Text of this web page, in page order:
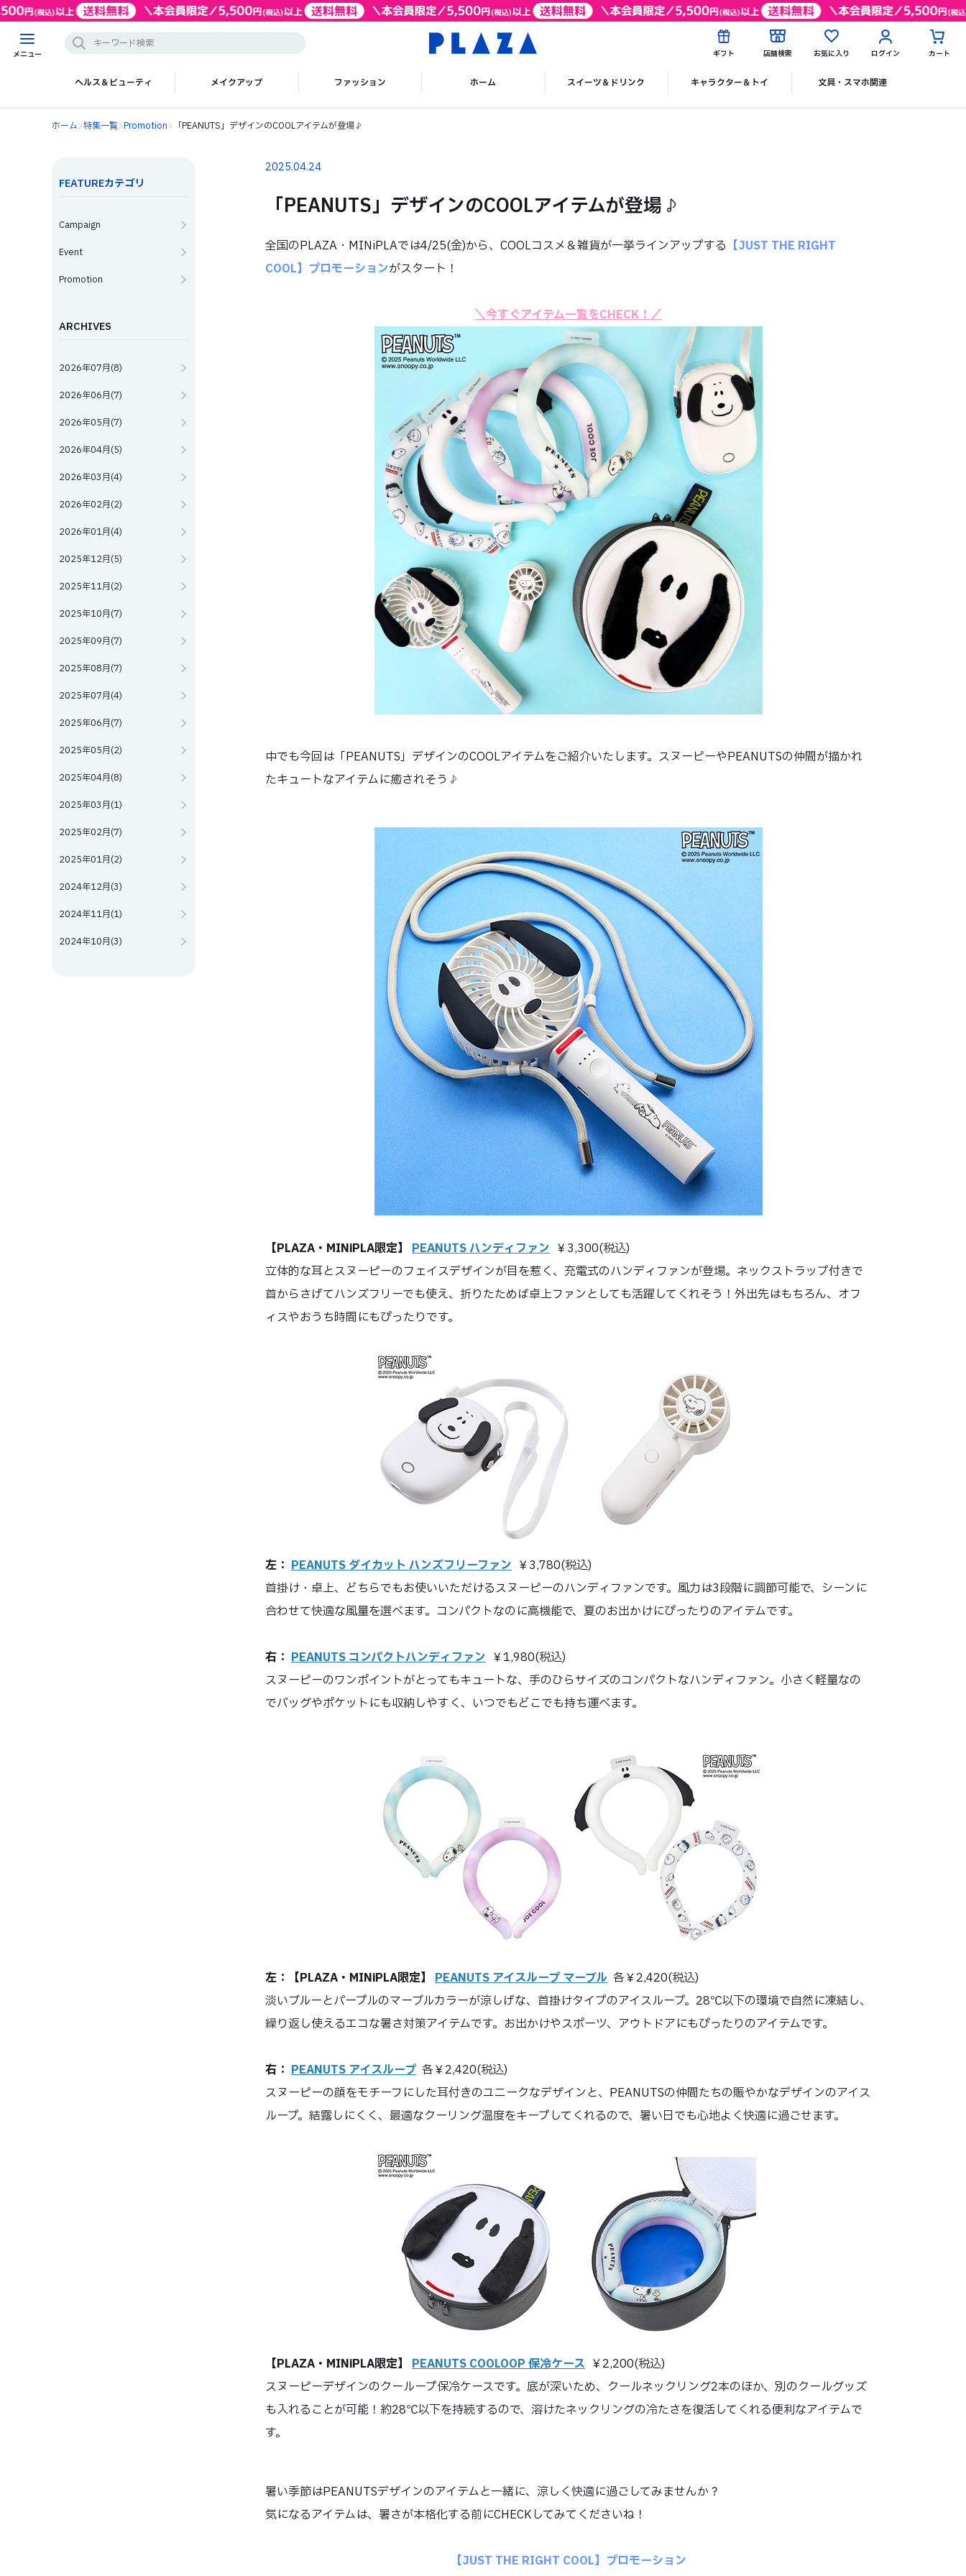
メニュー ギフト 店舗検索 お気に入り ログイン カート
ヘルス＆ビューティ メイクアップ ファッション ホーム スイーツ＆ドリンク キャラクター＆トイ 文具・スマホ関連
ホーム>特集一覧>Promotion> 「PEANUTS」デザインのCOOLアイテムが登場♪
FEATUREカテゴリ
Campaign
Event
Promotion
ARCHIVES
2026年07月(8)
2026年06月(7)
2026年05月(7)
2026年04月(5)
2026年03月(4)
2026年02月(2)
2026年01月(4)
2025年12月(5)
2025年11月(2)
2025年10月(7)
2025年09月(7)
2025年08月(7)
2025年07月(4)
2025年06月(7)
2025年05月(2)
2025年04月(8)
2025年03月(1)
2025年02月(7)
2025年01月(2)
2024年12月(3)
2024年11月(1)
2024年10月(3)
2025.04.24
「PEANUTS」デザインのCOOLアイテムが登場♪
全国のPLAZA・MINiPLAでは4/25(金)から、COOLコスメ＆雑貨が一挙ラインアップする 【JUST THE RIGHT
COOL】プロモーションがスタート！
＼今すぐアイテム一覧をCHECK！／
中でも今回は「PEANUTS」デザインのCOOLアイテムをご紹介いたします。スヌーピーやPEANUTSの仲間が描かれ
たキュートなアイテムに癒されそう♪
【PLAZA・MINiPLA限定】 PEANUTS ハンディファン ￥3,300(税込)
立体的な耳とスヌーピーのフェイスデザインが目を惹く、充電式のハンディファンが登場。ネックストラップ付きで
首からさげてハンズフリーでも使え、折りたためば卓上ファンとしても活躍してくれそう！外出先はもちろん、オフ
ィスやおうち時間にもぴったりです。
左： PEANUTS ダイカット ハンズフリーファン ￥3,780(税込)
首掛け・卓上、どちらでもお使いいただけるスヌーピーのハンディファンです。風力は3段階に調節可能で、シーンに
合わせて快適な風量を選べます。コンパクトなのに高機能で、夏のお出かけにぴったりのアイテムです。
右： PEANUTS コンパクトハンディファン ￥1,980(税込)
スヌーピーのワンポイントがとってもキュートな、手のひらサイズのコンパクトなハンディファン。小さく軽量なの
でバッグやポケットにも収納しやすく、いつでもどこでも持ち運べます。
左：【PLAZA・MINiPLA限定】 PEANUTS アイスループ マーブル 各￥2,420(税込)
淡いブルーとパープルのマーブルカラーが涼しげな、首掛けタイプのアイスループ。28℃以下の環境で自然に凍結し、
繰り返し使えるエコな暑さ対策アイテムです。お出かけやスポーツ、アウトドアにもぴったりのアイテムです。
右： PEANUTS アイスループ 各￥2,420(税込)
スヌーピーの顔をモチーフにした耳付きのユニークなデザインと、PEANUTSの仲間たちの賑やかなデザインのアイス
ループ。結露しにくく、最適なクーリング温度をキープしてくれるので、暑い日でも心地よく快適に過ごせます。
【PLAZA・MINiPLA限定】 PEANUTS COOLOOP 保冷ケース ￥2,200(税込)
スヌーピーデザインのクーループ保冷ケースです。底が深いため、クールネックリング2本のほか、別のクールグッズ
も入れることが可能！約28℃以下を持続するので、溶けたネックリングの冷たさを復活してくれる便利なアイテムで
す。
暑い季節はPEANUTSデザインのアイテムと一緒に、涼しく快適に過ごしてみませんか？
気になるアイテムは、暑さが本格化する前にCHECKしてみてくださいね！
【JUST THE RIGHT COOL】プロモーション